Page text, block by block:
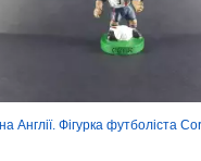
Англії. Фігурка футболіста